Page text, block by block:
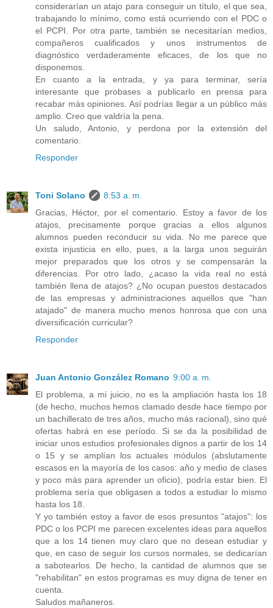
considerarían un atajo para conseguir un título, el que sea,
trabajando lo mínimo, como está ocurriendo con el PDC o
el PCPI. Por otra parte, también se necesitarían medios,
compañeros cualificados y unos instrumentos de
diagnóstico verdaderamente eficaces, de los que no
disponemos.
En cuanto a la entrada, y ya para terminar, sería
interesante que probases a publicarlo en prensa para
recabar más opiniones. Así podrías llegar a un público más
amplio. Creo que valdría la pena.
Un saludo, Antonio, y perdona por la extensión del
comentario.
Responder
Toni Solano
8:53 a. m.
Gracias, Héctor, por el comentario. Estoy a favor de los
atajos, precisamente porque gracias a ellos algunos
alumnos pueden reconducir su vida. No me parece que
exista injusticia en ello, pues, a la larga unos seguirán
mejor preparados que los otros y se compensarán la
diferencias. Por otro lado, ¿acaso la vida real no está
también llena de atajos? ¿No ocupan puestos destacados
de las empresas y administraciones aquellos que "han
atajado" de manera mucho menos honrosa que con una
diversificación curricular?
Responder
Juan Antonio González Romano 9:00 a. m.
El problema, a mi juicio, no es la ampliación hasta los 18
(de hecho, muchos hemos clamado desde hace tiempo por
un bachillerato de tres años, mucho más racional), sino qué
ofertas habrá en ese período. Si se da la posibilidad de
iniciar unos estudios profesionales dignos a partir de los 14
o 15 y se amplían los actuales módulos (abslutamente
escasos en la mayoría de los casos: año y medio de clases
y poco más para aprender un oficio), podría estar bien. El
problema sería que obligasen a todos a estudiar lo mismo
hasta los 18.
Y yo también estoy a favor de esos presuntos "atajos": los
PDC o los PCPI me parecen excelentes ideas para aquellos
que a los 14 tienen muy claro que no desean estudiar y
que, en caso de seguir los cursos normales, se dedicarían
a sabotearlos. De hecho, la cantidad de alumnos que se
"rehabilitan" en estos programas es muy digna de tener en
cuenta.
Saludos mañaneros.